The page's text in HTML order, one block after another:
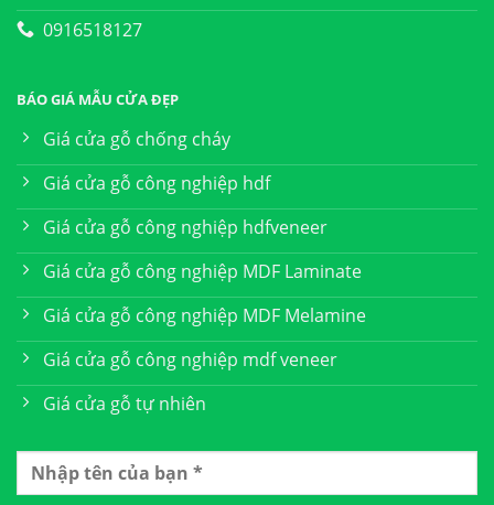
0916518127
BÁO GIÁ MẪU CỬA ĐẸP
Giá cửa gỗ chống cháy
Giá cửa gỗ công nghiệp hdf
Giá cửa gỗ công nghiệp hdfveneer
Giá cửa gỗ công nghiệp MDF Laminate
Giá cửa gỗ công nghiệp MDF Melamine
Giá cửa gỗ công nghiệp mdf veneer
Giá cửa gỗ tự nhiên